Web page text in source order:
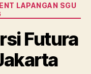
LAPANGAN SGU
Futura